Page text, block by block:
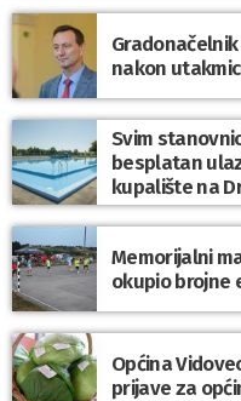
nakon
Svim
besplatan
kupalište na
Memorijalni
okupio brojne
Općina
prijave za